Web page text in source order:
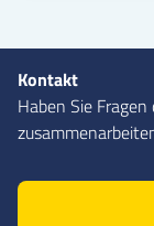
Kontakt
Haben Sie